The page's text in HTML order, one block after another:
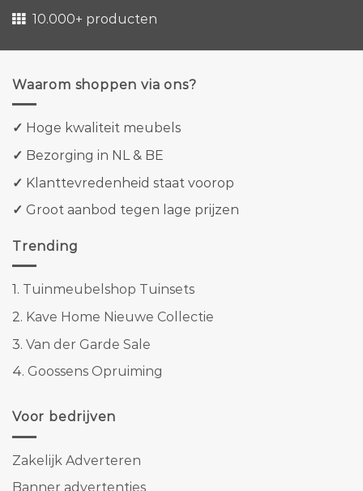
10.000+ producten
Waarom shoppen via ons?
✓ Hoge kwaliteit meubels
✓ Bezorging in NL & BE
✓ Klanttevredenheid staat voorop
✓ Groot aanbod tegen lage prijzen
Trending
1. Tuinmeubelshop Tuinsets
2. Kave Home Nieuwe Collectie
3. Van der Garde Sale
4. Goossens Opruiming
Voor bedrijven
Zakelijk Adverteren
Banner advertenties